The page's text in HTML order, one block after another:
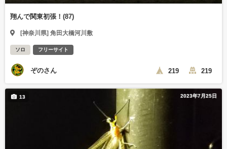
翔んで関東初張！(87)
[神奈川県] 角田大橋河川敷
ソロ フリーサイト
ぞのさん 219 219
2023年7月25日
13